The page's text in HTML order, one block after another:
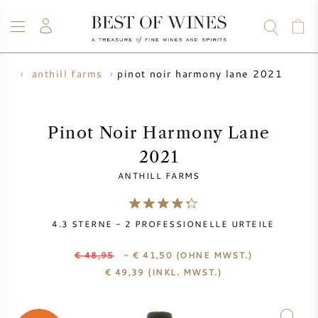
WEIN
NEU EINGETROFFEN
VINTAGE CHART
VORVERKAUF
CHAMPAGNER
ALLE CHAMPAGNER
WHISKY
RUM
SPIRITUOSEN
ANGEBOTE
WHISKYANGEBOTE
BORDEAUX SUBSKRIPTION
BLOG
ÜBER UNS
anthill farms pinot noir harmony lane 2021
Pinot Noir Harmony Lane
2021
ANTHILL FARMS
4.3 STERNE - 2 PROFESSIONELLE URTEILE
€ 48,95- € 41,50 (OHNE MWST.)
€ 49,39 (INKL. MWST.)